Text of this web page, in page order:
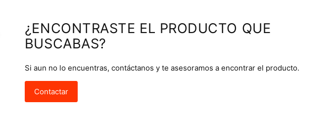
¿ENCONTRASTE EL PRODUCTO QUE
BUSCABAS?
Si aun no lo encuentras, contáctanos y te asesoramos a encontrar el producto.
Contactar